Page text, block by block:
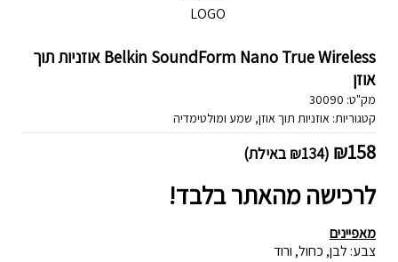
Belkin SoundForm Nano True Wireless אוזניות תוך
אוזן
מק"ט: 30090
קטגוריות: אוזניות תוך אוזן, שמע ומולטימדיה
₪158
(
₪134 באילת)
לרכישה מהאתר בלבד!
מאפיינים
צבע: לבן, כחול, ורוד